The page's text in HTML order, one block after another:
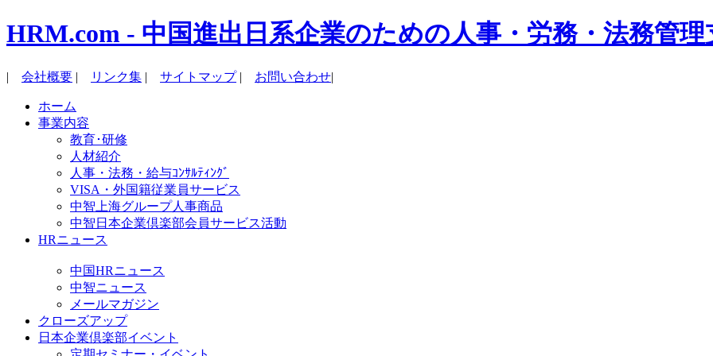
HRM.com - 中国進出日系企業のための人事・労務・法務管理
| 会社概要 | リンク集 | サイトマップ| お問い合わせ|
ホーム
事業内容
教育･研修
人材紹介
人事・法務・給与ｺﾝｻﾙﾃｨﾝｸﾞ
VISA・外国籍従業員サービス
中智上海グループ人事商品
中智日本企業倶楽部会員サービス活動
HRニュース
中国HRニュース
中智ニュース
メールマガジン
クローズアップ
日本企業倶楽部イベント